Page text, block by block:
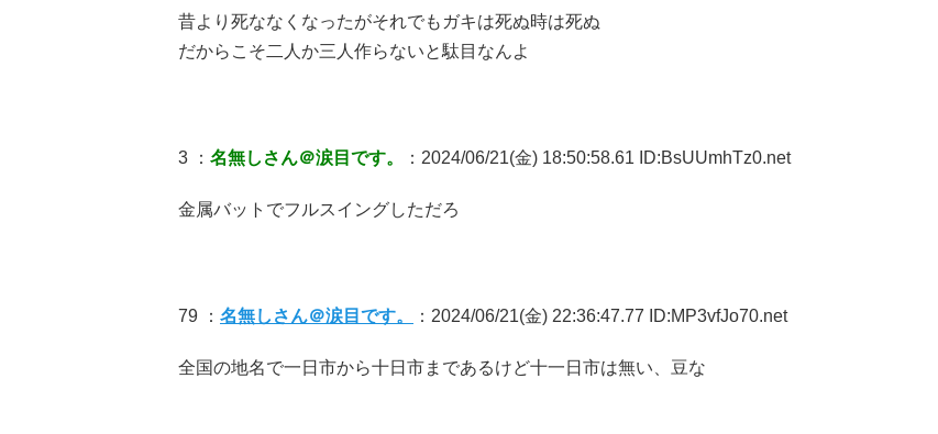
昔より死ななくなったがそれでもガキは死ぬ時は死ぬ
だからこそ二人か三人作らないと駄目なんよ
3 ： 名無しさん＠涙目です。 ：2024/06/21(金) 18:50:58.61 ID:BsUUmhTz0.net
金属バットでフルスイングしただろ
79 ： 名無しさん＠涙目です。 ：2024/06/21(金) 22:36:47.77 ID:MP3vfJo70.net
全国の地名で一日市から十日市まであるけど十一日市は無い、豆な